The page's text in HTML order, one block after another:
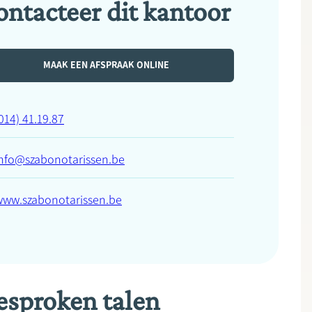
dit kantoor
MAAK EEN AFSPRAAK ONLINE
41.19.87
talen